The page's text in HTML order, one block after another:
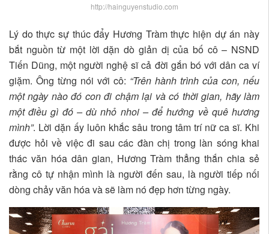
http://hainguyenstudio.com
Lý do thực sự thúc đẩy Hương Tràm thực hiện dự án này
bắt nguồn từ một lời dặn dò giản dị của bố cô – NSND
Tiến Dũng, một người nghệ sĩ cả đời gắn bó với dân ca ví
giặm. Ông từng nói với cô: “Trên hành trình của con, nếu
một ngày nào đó con đi chậm lại và có thời gian, hãy làm
một điều gì đó – dù nhỏ nhoi – để hướng về quê hương
mình”. Lời dặn ấy luôn khắc sâu trong tâm trí nữ ca sĩ. Khi
được hỏi về việc đi sau các đàn chị trong làn sóng khai
thác văn hóa dân gian, Hương Tràm thẳng thắn chia sẻ
rằng cô tự nhận mình là người đến sau, là người tiếp nối
dòng chảy văn hóa và sẽ làm nó đẹp hơn từng ngày.